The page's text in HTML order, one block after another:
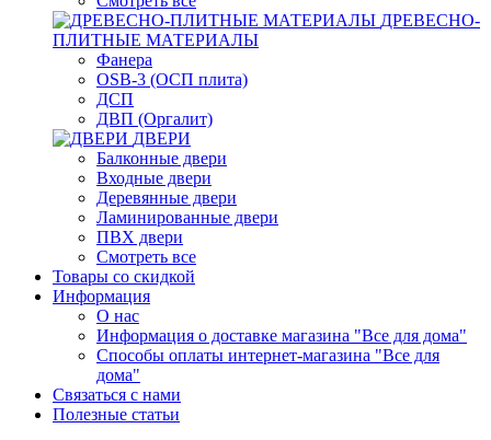
ДРЕВЕСНО-
ПЛИТНЫЕ МАТЕРИАЛЫ
Фанера
OSB-3 (ОСП плита)
ДСП
ДВП (Оргалит)
ДВЕРИ
Балконные двери
Входные двери
Деревянные двери
Ламинированные двери
ПВХ двери
Смотреть все
Товары со скидкой
Информация
О нас
Информация о доставке магазина "Все для дома"
Способы оплаты интернет-магазина "Все для
дома"
Связаться с нами
Полезные статьи